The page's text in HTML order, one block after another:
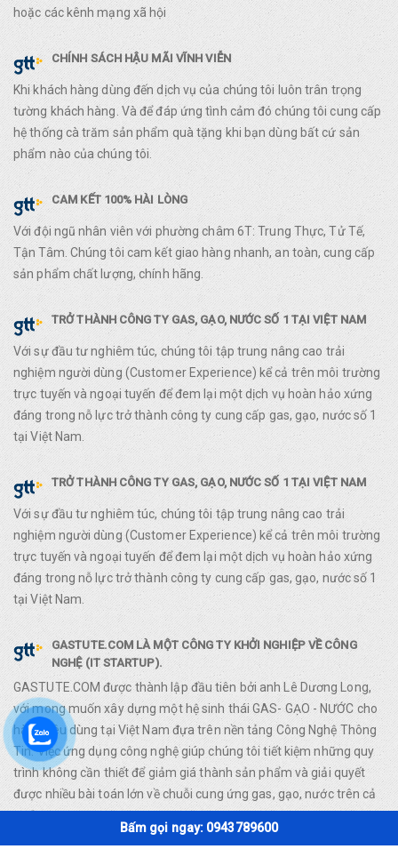
hoặc các kênh mạng xã hội
CHÍNH SÁCH HẬU MÃI VĨNH VIỄN
Khi khách hàng dùng đến dịch vụ của chúng tôi luôn trân trọng
tường khách hàng. Và để đáp ứng tình cảm đó chúng tôi cung cấp
hệ thống cà trăm sản phẩm quà tặng khi bạn dùng bất cứ sản
phẩm nào của chúng tôi.
CAM KẾT 100% HÀI LÒNG
Với đội ngũ nhân viên với phường châm 6T: Trung Thực, Tử Tế,
Tận Tâm. Chúng tôi cam kết giao hàng nhanh, an toàn, cung cấp
sản phẩm chất lượng, chính hãng.
TRỞ THÀNH CÔNG TY GAS, GẠO, NƯỚC SỐ 1 TẠI VIỆT NAM
Với sự đầu tư nghiêm túc, chúng tôi tập trung nâng cao trải
nghiệm người dùng (Customer Experience) kể cả trên môi trường
trực tuyến và ngoại tuyến để đem lại một dịch vụ hoàn hảo xứng
đáng trong nỗ lực trở thành công ty cung cấp gas, gạo, nước số 1
tại Việt Nam.
TRỞ THÀNH CÔNG TY GAS, GẠO, NƯỚC SỐ 1 TẠI VIỆT NAM
Với sự đầu tư nghiêm túc, chúng tôi tập trung nâng cao trải
nghiệm người dùng (Customer Experience) kể cả trên môi trường
trực tuyến và ngoại tuyến để đem lại một dịch vụ hoàn hảo xứng
đáng trong nỗ lực trở thành công ty cung cấp gas, gạo, nước số 1
tại Việt Nam.
GASTUTE.COM LÀ MỘT CÔNG TY KHỞI NGHIỆP VỀ CÔNG
NGHỆ (IT STARTUP).
GASTUTE.COM được thành lập đầu tiên bởi anh Lê Dương Long,
với mong muốn xây dựng một hệ sinh thái GAS- GẠO - NƯỚC cho
hàng tiêu dùng tại Việt Nam đựa trên nền tảng Công Nghệ Thông
Tin. Việc ứng dụng công nghệ giúp chúng tôi tiết kiệm những quy
trình không cần thiết để giảm giá thành sản phẩm và giải quyết
được nhiều bài toán lớn về chuỗi cung ứng gas, gạo, nước trên cả
nước.
Bấm gọi ngay: 0943789600